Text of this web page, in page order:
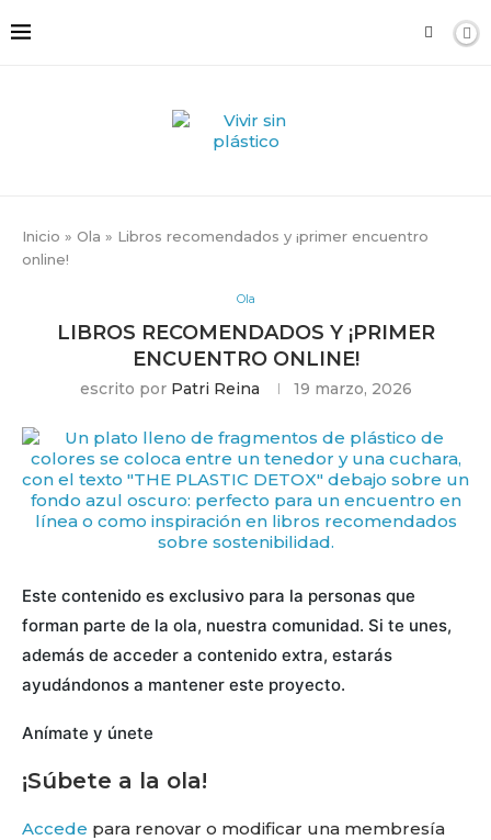
Inicio » Ola » Libros recomendados y ¡primer encuentro
online!
Ola
LIBROS RECOMENDADOS Y ¡PRIMER
ENCUENTRO ONLINE!
escrito por Patri Reina 19 marzo, 2026
Este contenido es exclusivo para la personas que
forman parte de la ola, nuestra comunidad. Si te unes,
además de acceder a contenido extra, estarás
ayudándonos a mantener este proyecto.
Anímate y únete
¡Súbete a la ola!
Accede para renovar o modificar una membresía